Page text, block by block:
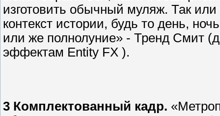
изготовить обычный муляж. Так
контекст истории, будь то день,
или же полнолуние» - Тренд Смит
эффектам Entity FX ).
3 Комплектованный кадр.